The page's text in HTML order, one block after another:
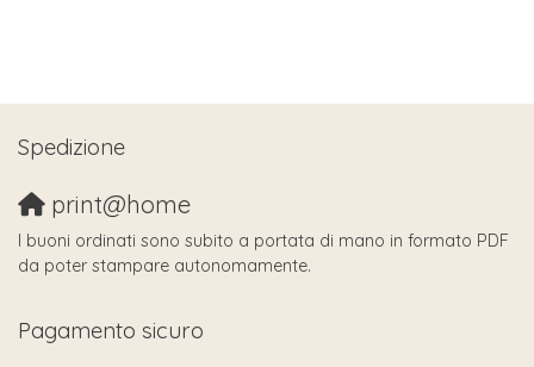
Spedizione
print@home
I buoni ordinati sono subito a portata di mano in formato PDF
da poter stampare autonomamente.
Pagamento sicuro